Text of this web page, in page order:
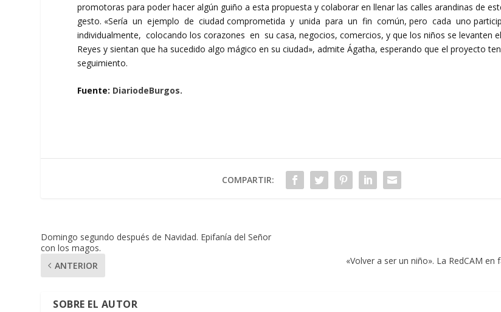
promotoras para poder hacer algún guiño a esta propuesta y colaborar en llenar las calles arandinas de
gesto. «Sería un ejemplo de ciudad comprometida y unida para un fin común, pero cada uno
individualmente, colocando los corazones en su casa, negocios, comercios, y que los niños se levanten
Reyes y sientan que ha sucedido algo mágico en su ciudad», admite Ágatha, esperando que el proyecto
seguimiento.
Fuente: DiariodeBurgos.
COMPARTIR:
Domingo segundo después de Navidad. Epifanía del Señor
con los magos.
ANTERIOR
«Volver a ser un niño». La RedCAM
SOBRE EL AUTOR